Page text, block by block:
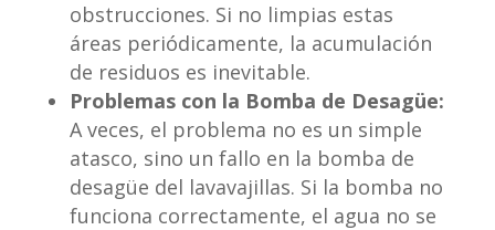
obstrucciones. Si no limpias estas
áreas periódicamente, la acumulación
de residuos es inevitable.
Problemas con la Bomba de Desagüe:
A veces, el problema no es un simple
atasco, sino un fallo en la bomba de
desagüe del lavavajillas. Si la bomba no
funciona correctamente, el agua no se